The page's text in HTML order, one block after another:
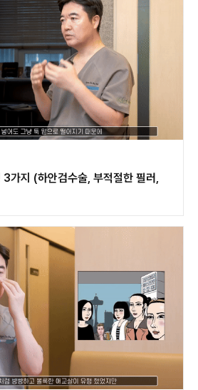
가지 (하안검수술, 부적절한 필러,